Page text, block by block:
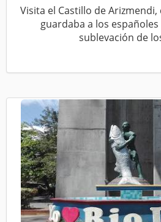
Visita el Castillo de
guardaba a los
sublevación de